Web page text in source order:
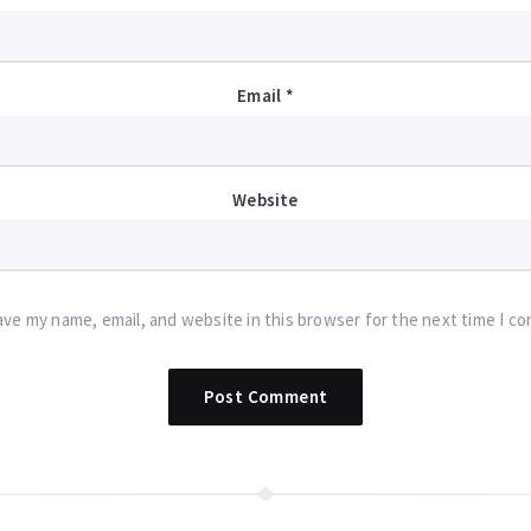
Email *
Website
my name, email, and website in this browser for the next time I